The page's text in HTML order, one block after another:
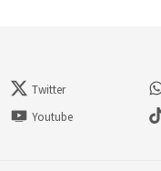
Twitter
Youtube